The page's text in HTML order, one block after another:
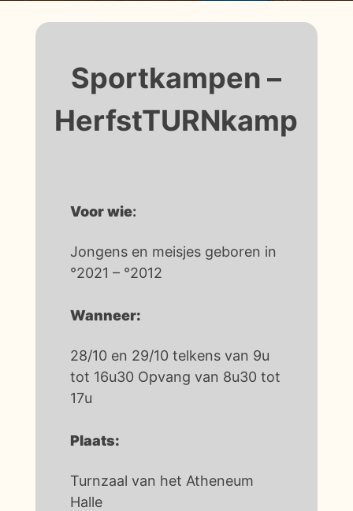
Sportkampen –
HerfstTURNkamp
Voor wie:
Jongens en meisjes geboren in
°2021 – °2012
Wanneer:
28/10 en 29/10 telkens van 9u
tot 16u30 Opvang van 8u30 tot
17u
Plaats:
Turnzaal van het Atheneum
Halle